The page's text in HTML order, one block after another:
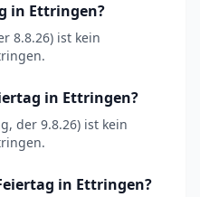
in Ettringen?
8.8.26) ist kein
in Ettringen?
der 9.8.26) ist kein
in Ettringen?